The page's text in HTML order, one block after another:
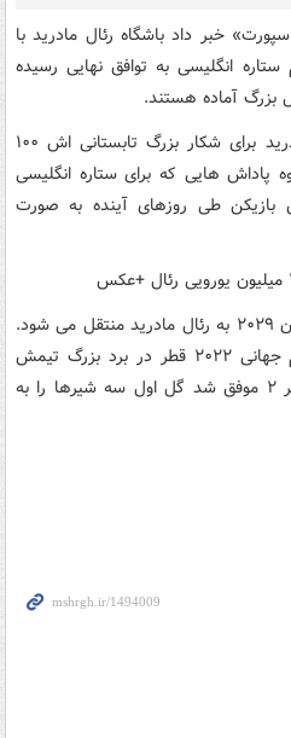
خبر داد باشگاه رئال مادرید با
انگلیسی به توافق نهایی رسیده
بزرگ آماده هستند.
طبق گزارش های رسیده رئال مادرید برای شکار بزرگ تابستانی اش ۱۰۰
پاداش هایی که برای ستاره انگلیسی
بازیکن طی روزهای آینده به صورت
بلینگهام با قراردادی ۶ ساله تا پایان ۲۰۲۹ به رئال مادرید منتقل می شود.
ستاره ملی پوش انگلیسی در جام جهانی ۲۰۲۲ قطر در برد بزرگ تیمش
مقابل تیم ملی ایران با نتیجه ۶ بر ۲ موفق شد گل اول سه شیرها را به